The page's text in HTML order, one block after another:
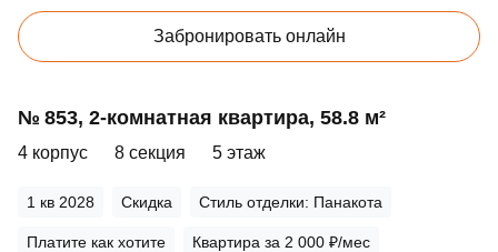
Забронировать онлайн
№ 853, 2‑комнатная квартира, 58.8 м²
4 корпус 8 секция 5 этаж
1 кв 2028 Скидка Стиль отделки: Панакота
Платите как хотите Квартира за 2 000 ₽/мес